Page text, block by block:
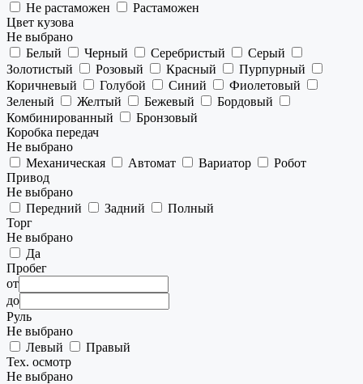
Не растаможен
Растаможен
Цвет кузова
Не выбрано
Белый
Черный Серебристый
Серый
Золотистый
Розовый Красный
Пурпурный
Коричневый
Голубой Синий
Фиолетовый
Зеленый
Желтый Бежевый
Бордовый
Комбинированный
Бронзовый
Коробка передач
Не выбрано
Механическая
Автомат Вариатор
Робот
Привод
Не выбрано
Передний
Задний
Полный
Торг
Не выбрано
Да
Пробег
от
до
Руль
Не выбрано
Левый
Правый
Тех. осмотр
Не выбрано